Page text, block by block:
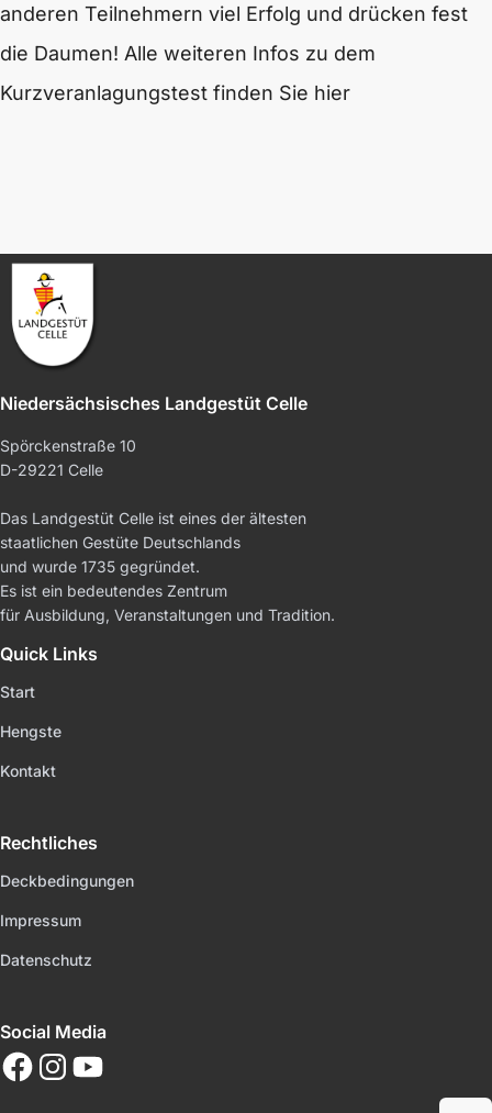
anderen Teilnehmern viel Erfolg und drücken fest
die Daumen! Alle weiteren Infos zu dem
Kurzveranlagungstest finden Sie hier
Niedersächsisches Landgestüt Celle
Spörckenstraße 10
D-29221 Celle
Das Landgestüt Celle ist eines der ältesten
staatlichen Gestüte Deutschlands
und wurde 1735 gegründet.
Es ist ein bedeutendes Zentrum
für Ausbildung, Veranstaltungen und Tradition.
Quick Links
Start
Hengste
Kontakt
Rechtliches
Deckbedingungen
Impressum
Datenschutz
Social Media